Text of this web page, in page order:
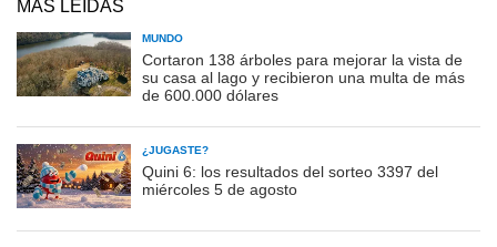
MÁS LEÍDAS
MUNDO
Cortaron 138 árboles para mejorar la vista de
su casa al lago y recibieron una multa de más
de 600.000 dólares
¿JUGASTE?
Quini 6: los resultados del sorteo 3397 del
miércoles 5 de agosto